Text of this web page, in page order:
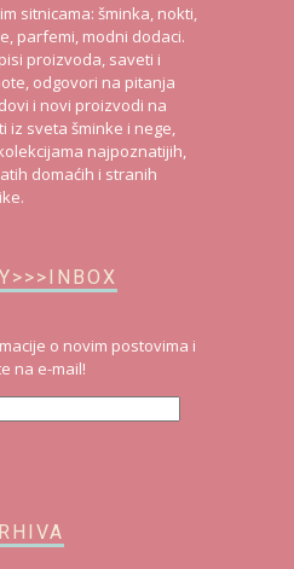
sitnicama: šminka, nokti,
parfemi, modni dodaci.
proizvoda, saveti i
odgovori na pitanja
i novi proizvodi na
iz sveta šminke i nege,
najpoznatijih,
domaćih i stranih
o novim postovima i
na e-mail!